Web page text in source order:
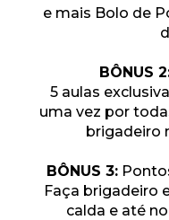
e mais Bolo de
BÔNUS
5 aulas
uma vez por
brigadeiro
BÔNUS 3:
Faça brigadeiro
calda e até